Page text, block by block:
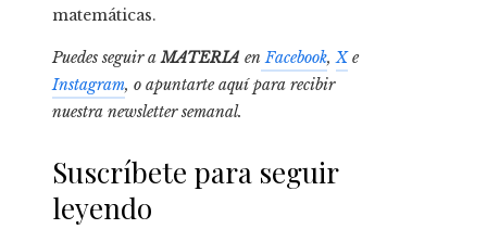
matemáticas.
Puedes seguir aMATERIA en Facebook,Xe
Instagram, o apuntarte aquí para recibir
nuestra newsletter semanal.
Suscríbete para seguir
leyendo